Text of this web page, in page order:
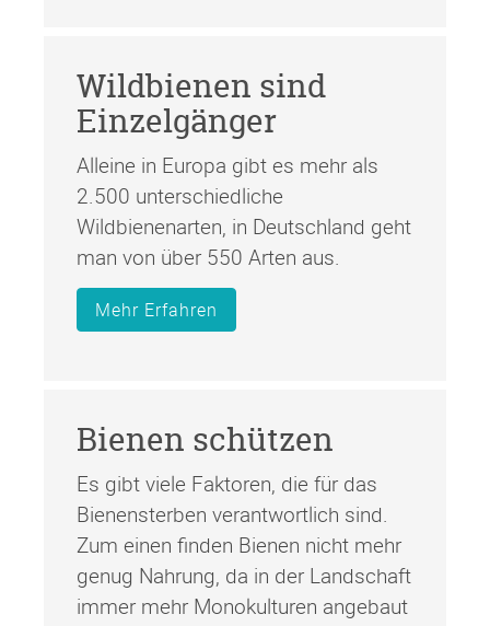
Wildbienen sind
Einzelgänger
Alleine in Europa gibt es mehr als
2.500 unterschiedliche
Wildbienenarten, in Deutschland geht
man von über 550 Arten aus.
Mehr Erfahren
Bienen schützen
Es gibt viele Faktoren, die für das
Bienensterben verantwortlich sind.
Zum einen finden Bienen nicht mehr
genug Nahrung, da in der Landschaft
immer mehr Monokulturen angebaut